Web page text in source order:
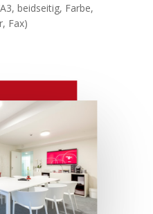
beidseitig, Farbe,
Fax)